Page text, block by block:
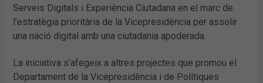
Serveis Digitals i Experiència Ciutadana en el marc de
l’estratègia prioritària de la Vicepresidència per assolir
una nació digital amb una ciutadania apoderada.
La iniciativa s’afegeix a altres projectes que promou el
Departament de la Vicepresidència i de Polítiques